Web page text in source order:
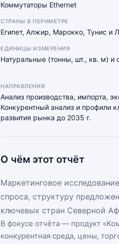
Коммутаторы Ethernet
СТРАНЫ В ПЕРИМЕТРЕ
Египет, Алжир, Марокко, Тунис и
ЕДИНИЦЫ ИЗМЕРЕНИЯ
Натуральные (тонны, шт., кв. м)
НАПРАВЛЕНИЯ
Анализ производства, импорта,
Конкурентный анализ и профили
развития рынка до 2035 г.
О чём этот отчёт
Маркетинговое
спроса, структуру
ключевых стран Северной
В фокусе отчёта — продукт «
конкурентная среда, цены,